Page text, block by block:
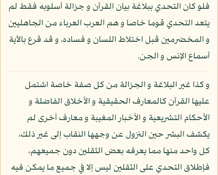
فلو كان التحدي ببلاغة بيان القرآن و جزالة أسلوبه فقط لم
يتعد التحدي قوما خاصا و هم العرب العرباء من الجاهليين
و المخضرمين قبل اختلاط اللسان و فساده، و قد قرع بالآية
أسماع الإنس و الجن.
و كذا غير البلاغة و الجزالة من كل صفة خاصة اشتمل
عليها القرآن كالمعارف الحقيقية و الأخلاق الفاضلة و
الأحكام التشريعية و الأخبار المغيبة و معارف أخرى لم
يكشف البشر حين النزول عن وجهها النقاب إلى غير ذلك،
كل واحد منها مما يعرفه بعض الثقلين دون جميعهم،
فإطلاق التحدي على الثقلين ليس إلا في جميع ما يمكن فيه